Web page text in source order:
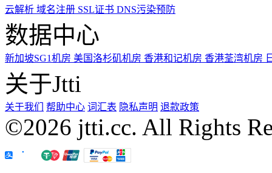
云解析 域名注册 SSL证书 DNS污染预防
数据中心
新加坡SG1机房 美国洛杉矶机房 香港和记机房 香港荃湾机房
关于Jtti
关于我们 帮助中心 词汇表 隐私声明 退款政策
©2026 jtti.cc. All Rights